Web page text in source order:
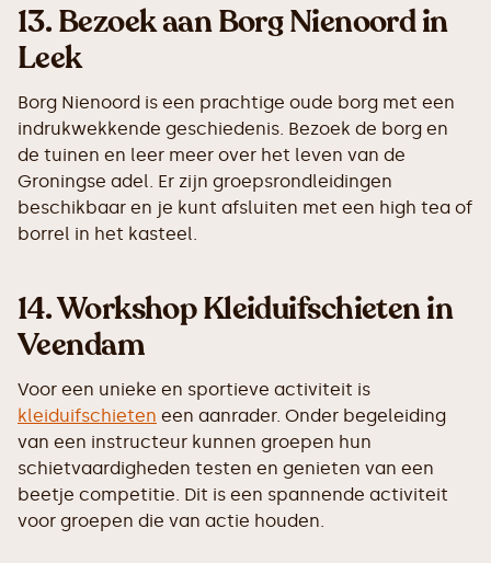
13.Bezoek aan Borg Nienoord in
Leek
Borg Nienoord is een prachtige oude borg met een
indrukwekkende geschiedenis. Bezoek de borg en
de tuinen en leer meer over het leven van de
Groningse adel. Er zijn groepsrondleidingen
beschikbaar en je kunt afsluiten met een high tea of
borrel in het kasteel.
14.Workshop Kleiduifschieten in
Veendam
Voor een unieke en sportieve activiteit is
kleiduifschieten een aanrader. Onder begeleiding
van een instructeur kunnen groepen hun
schietvaardigheden testen en genieten van een
beetje competitie. Dit is een spannende activiteit
voor groepen die van actie houden.